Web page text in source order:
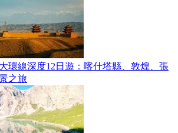
環線深度12日遊：喀什塔縣、敦煌、張
之旅